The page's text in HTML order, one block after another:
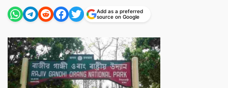
Add as a preferred
source on Google